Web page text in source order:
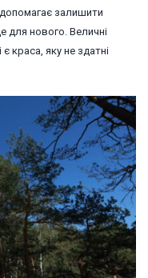
залишити
для нового. Величні
краса, яку не здатні